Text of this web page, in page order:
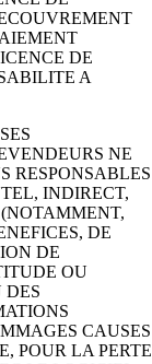
DE
A
NE
RESPONSABLES
INDIRECT,
DE
DE
OU
DES
CAUSES
POUR LA PERTE